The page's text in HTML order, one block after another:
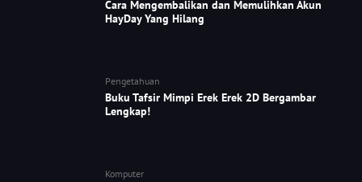
Cara Mengembalikan dan Memulihkan Akun
HayDay Yang Hilang
Pengetahuan
Buku Tafsir Mimpi Erek Erek 2D Bergambar
Lengkap!
Komputer